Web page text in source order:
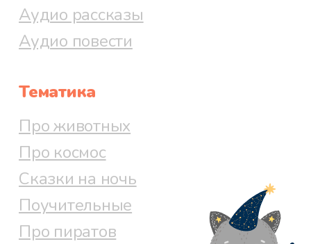
Аудио рассказы
Аудио повести
Тематика
Про животных
Про космос
Сказки на ночь
Поучительные
Про пиратов